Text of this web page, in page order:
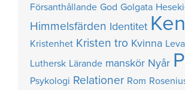
Försanthållande God Golgata
Himmelsfärden Identitet
Kristenhet Kristen tro Kvinna
Luthersk Lärande manskör Nyår
Psykologi Relationer Rom